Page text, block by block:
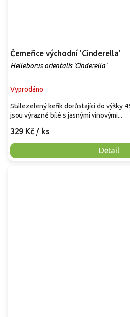
Čemeřice východní 'Cinderella'
Helleborus orientalis 'Cinderella'
Vyprodáno
329 Kč / ks
Detail
Stálezelený keřík dorůstající do výšky
jsou výrazně bílé s jasnými vínovými...